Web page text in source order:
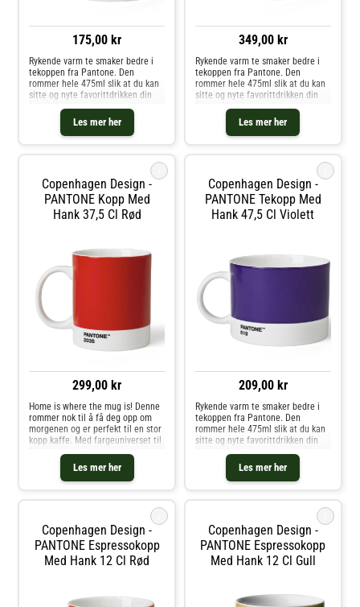
175,00 kr
Les mer her
Rykende varm te smaker bedre i
tekoppen fra Pantone. Den
rommer hele 475ml slik at du kan
sitte og nyte favorittdrikken din
Pantone kan du velge din
personlige farge til
favorittkoppen. Hver kopp er i
349,00 kr
Les mer her
Rykende varm te smaker bedre i
tekoppen fra Pantone. Den
rommer hele 475ml slik at du kan
sitte og nyte favorittdrikken din
Pantone kan du velge din
personlige farge til
favorittkoppen. Hver kopp er i
Copenhagen Design -
PANTONE Kopp Med
Hank 37,5 Cl Rød
299,00 kr
Les mer her
Home is where the mug is! Denne
rommer nok til å få deg opp om
morgenen og er perfekt til en stor
kopp kaffe. Med fargeuniverset til
Pantone kan du velge din
personlige farge til
favorittkoppen. Hver kopp er i
fineste benporselen.
Copenhagen Design -
PANTONE Tekopp Med
Hank 47,5 Cl Violett
209,00 kr
Les mer her
Rykende varm te smaker bedre i
tekoppen fra Pantone. Den
rommer hele 475ml slik at du kan
sitte og nyte favorittdrikken din
lenge. Med fargeuniverset til
Pantone kan du velge din
personlige farge til
favorittkoppen. Hver kopp er i
Copenhagen Design -
PANTONE Espressokopp
Med Hank 12 Cl Rød
Copenhagen Design -
PANTONE Espressokopp
Med Hank 12 Cl Gull